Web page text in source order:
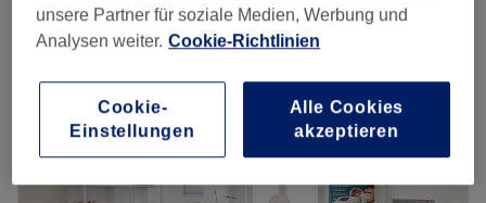
Ein Salon, der anbietet:laser-haarentfernung in Röttgen, Bonn
unsere Partner für soziale Medien, Werbung und
Analysen weiter. Cookie-Richtlinien
Cookie-
Einstellungen
Alle Cookies
akzeptieren